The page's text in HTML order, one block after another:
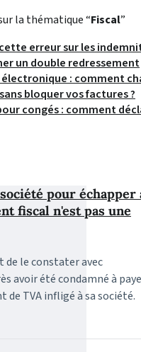
la thématique “Fiscal”
erreur sur les
un double redressement
: comment
bloquer vos factures ?
congés : comment
pour échapper
fiscal n'est pas une
de le constater avec
avoir été condamné à
de TVA infligé à sa société.